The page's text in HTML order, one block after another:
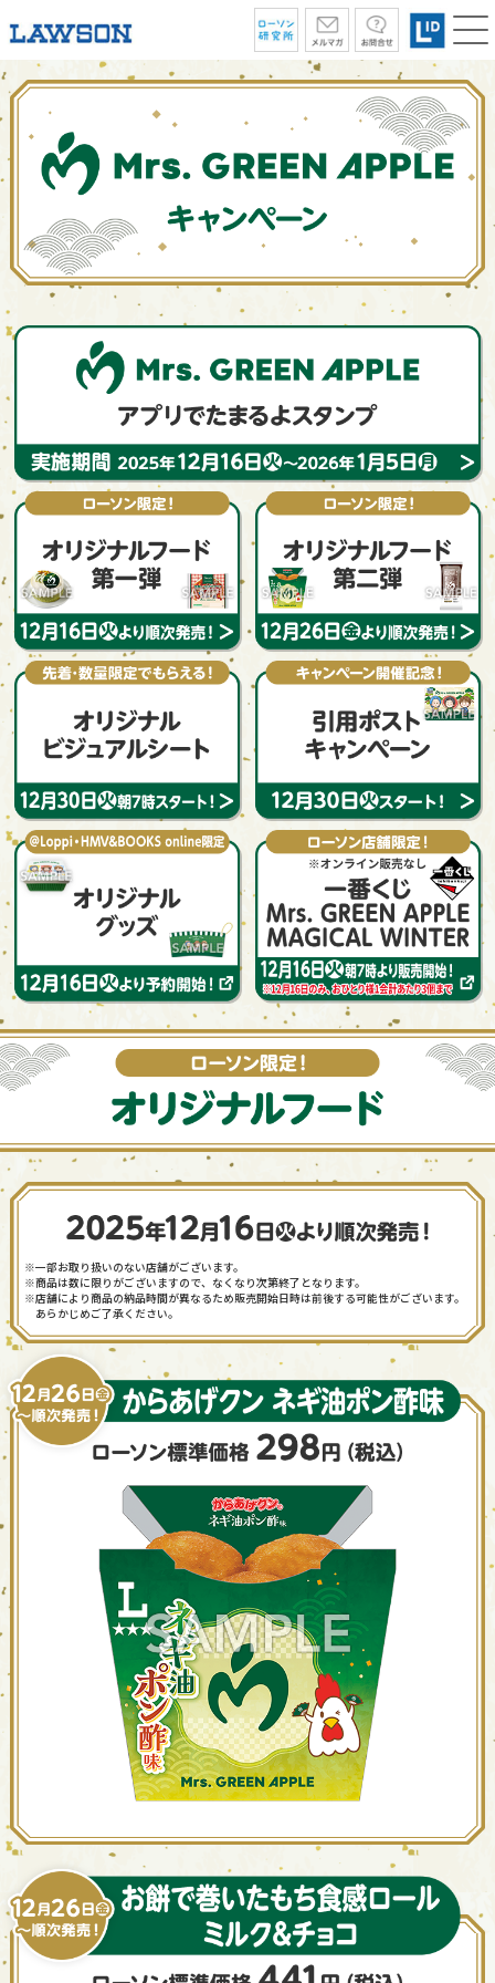
※一部お取り扱いのない店舗がございます。
※商品は数に限りがございますので、なくなり次第終了となります。
※店舗により商品の納品時間が異なるため販売開始日時は前後する可能性がございます。
あらかじめご了承ください。